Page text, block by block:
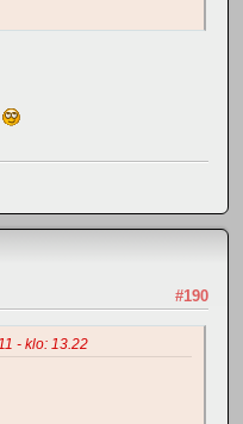
#190
- klo: 13.22